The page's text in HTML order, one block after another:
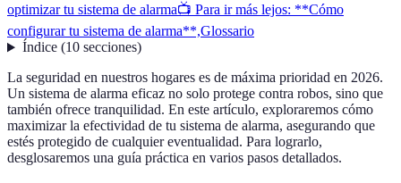
optimizar tu sistema de alarma📺 Para ir más lejos: **Cómo
configurar tu sistema de alarma**,Glossario
Índice(10 secciones)
La seguridad en nuestros hogares es de máxima prioridad en 2026.
Un sistema de alarma eficaz no solo protege contra robos, sino que
también ofrece tranquilidad. En este artículo, exploraremos cómo
maximizar la efectividad de tu sistema de alarma, asegurando que
estés protegido de cualquier eventualidad. Para lograrlo,
desglosaremos una guía práctica en varios pasos detallados.